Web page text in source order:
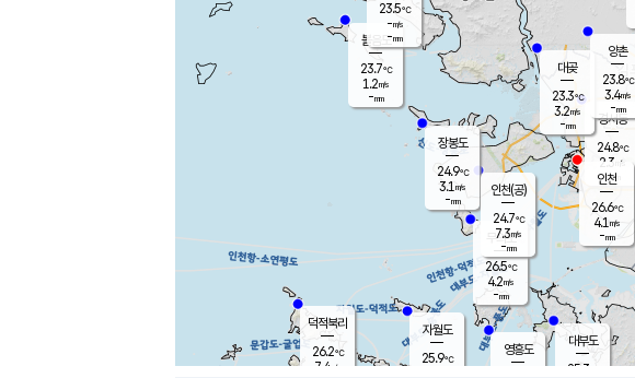
무의도
26.5℃
4.2m/s
-mm
영흥도
볼음도
23.7℃
1.2m/s
-mm
자월도
25.9℃
장봉도
24.9℃
3.1 m/s
-mm
대부도
25.3
경서동
24.8℃
2.3 m/s
-mm
대곶
23.3℃
3.2m/s
-mm
양촌
23.8℃
3.4m/s
-mm
덕적북리
26.2℃
7.4 m/s
인천(공)
24.7℃
7.3m/s
-mm
23.5℃
-m/s
-mm
인천
26.6℃
4.1 m/s
-mm